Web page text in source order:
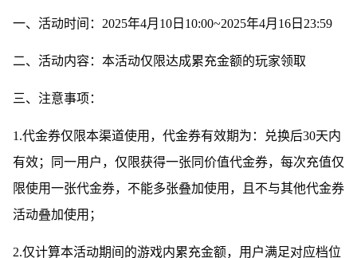
一、活动时间：2025年4月10日10:00~2025年4月16日23:59
二、活动内容：本活动仅限达成累充金额的玩家领取
三、注意事项：
1.代金券仅限本渠道使用，代金券有效期为：兑换后30天内
有效；同一用户，仅限获得一张同价值代金券，每次充值仅
限使用一张代金券，不能多张叠加使用，且不与其他代金券
活动叠加使用；
2.仅计算本活动期间的游戏内累充金额，用户满足对应档位